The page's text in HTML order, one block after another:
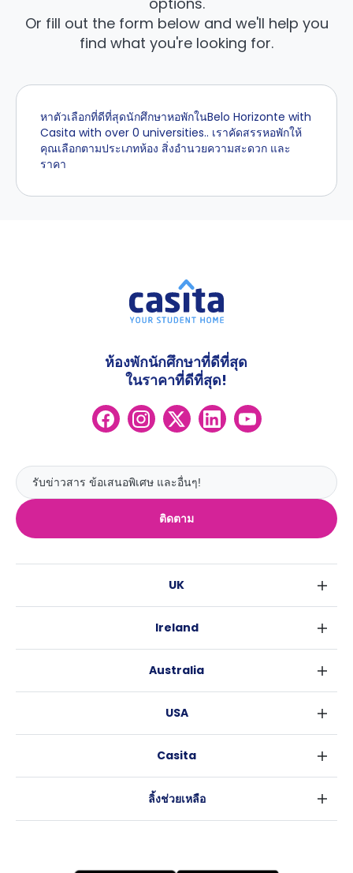
Or fill out the form below and we'll help you
find what you're looking for.
หาตัวเลือกที่ดีที่สุดนักศึกษาหอพักในBelo Horizonte with
Casita with over 0 universities.. เราคัดสรรหอพักให้
คุณเลือกตามประเภทห้อง สิ่งอำนวยความสะดวก และ
ราคา
ติดตาม
ห้องพักนักศึกษาที่ดีที่สุด
ในราคาที่ดีที่สุด!
UK
กลาสโกว
เอดินเบอระ
ลีดส์
บริสโทล
คาร์ดิฟ
Ireland
Australia
บริสเบน
อะเดลายด์
USA
แอตแลนตา
Casita
ลิ้งช่วยเหลือ